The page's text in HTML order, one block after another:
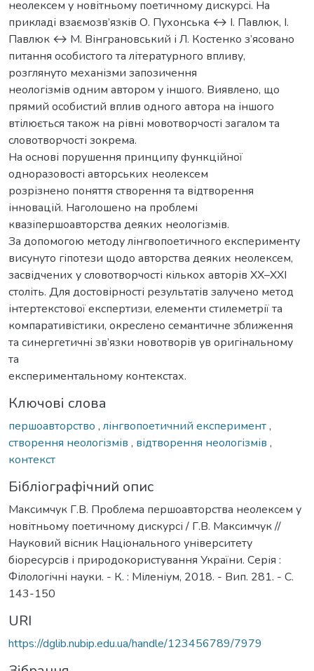
неолексем у новітньому поетичному дискурсі. На
прикладі взаємозв’язків О. Пухонська ↔ І. Павлюк, І.
Павлюк ↔ М. Вінграновський і Л. Костенко з’ясовано
питання особистого та літературного впливу,
розглянуто механізми запозичення
неологізмів одним автором у іншого. Виявлено, що
прямий особистий вплив одного автора на іншого
втілюється також на рівні мовотворчості загалом та
словотворчості зокрема.
На основі порушення принципу функційної
одноразовості авторських неолексем
розрізнено поняття створення та відтворення
інновацій. Наголошено на проблемі
квазіпершоавторства деяких неологізмів.
За допомогою методу лінгвопоетичного експерименту
висунуто гіпотези щодо авторства деяких неолексем,
засвідчених у словотворчості кількох авторів ХХ–ХХІ
століть. Для достовірності результатів залучено метод
інтертекстової експертизи, елементи стилеметрії та
компаративістики, окреслено семантичне зближення
та синергетичні зв’язки новотворів ув оригінальному
та
експериментальному контекстах.
Ключові слова
першоавторство , лінгвопоетичний експеримент,
створення неологізмів , відтворення неологізмів ,
контекст
Бібліографічний опис
Максимчук Г.В. Проблема першоавторства неолексем у
новітньому поетичному дискурсі / Г.В. Максимчук //
Науковий вісник Національного університету
біоресурсів і природокористування України. Серія :
Філологічні науки. - К. : Міленіум, 2018. - Вип. 281. - С.
143-150
URI
https://dglib.nubip.edu.ua/handle/123456789/7979